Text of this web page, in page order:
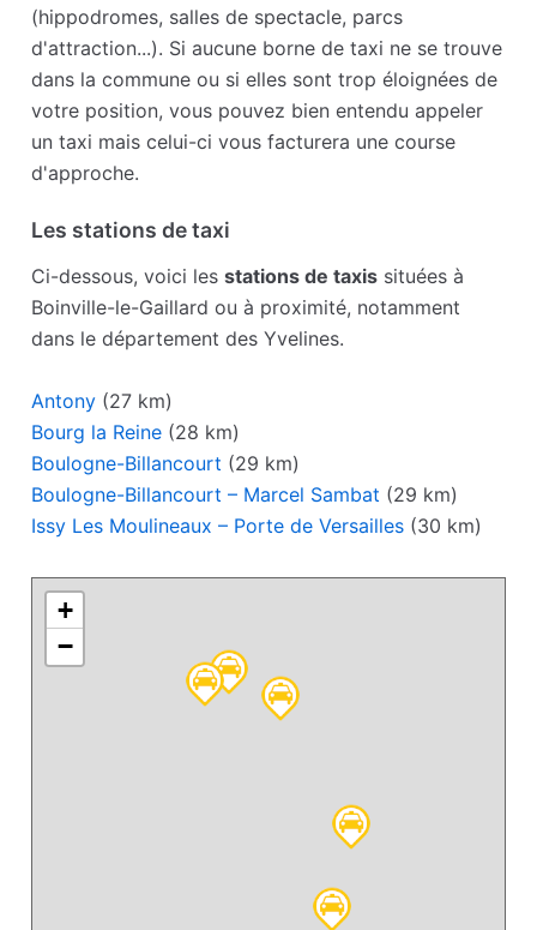
(hippodromes, salles de spectacle, parcs
d'attraction...). Si aucune borne de taxi ne se trouve
dans la commune ou si elles sont trop éloignées de
votre position, vous pouvez bien entendu appeler
un taxi mais celui-ci vous facturera une course
d'approche.
Les stations de taxi
Ci-dessous, voici lesstations de taxis situées à
Boinville-le-Gaillard ou à proximité, notamment
dans le département des Yvelines.
Antony (27 km)
Bourg la Reine (28 km)
Boulogne-Billancourt (29 km)
Boulogne-Billancourt – Marcel Sambat (29 km)
Issy Les Moulineaux – Porte de Versailles (30 km)
+
−